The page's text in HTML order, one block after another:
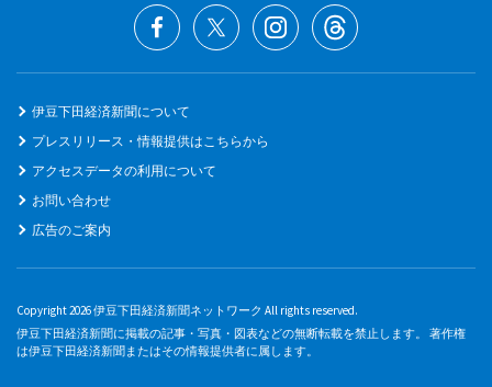
伊豆下田経済新聞について
プレスリリース・情報提供はこちらから
アクセスデータの利用について
お問い合わせ
広告のご案内
Copyright 2026 伊豆下田経済新聞ネットワーク All rights reserved.
伊豆下田経済新聞に掲載の記事・写真・図表などの無断転載を禁止します。 著作権
は伊豆下田経済新聞またはその情報提供者に属します。